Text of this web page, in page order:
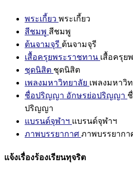
พระเกี้ยว พระเกี้ยว
สีชมพู สีชมพู
ต้นจามจุรี ต้นจามจุรี
เสื้อครุยพระราชทาน เสื้อครุย
ชุดนิสิต ชุดนิสิต
เพลงมหาวิทยาลัย เพลงมหาวิ
ชื่อปริญญา อักษรย่อปริญญา
ปริญญา
แบรนด์จุฬาฯ แบรนด์จุฬาฯ
ภาพบรรยากาศ ภาพบรรยากา
แจ้งเรื่องร้องเรียนทุจริต